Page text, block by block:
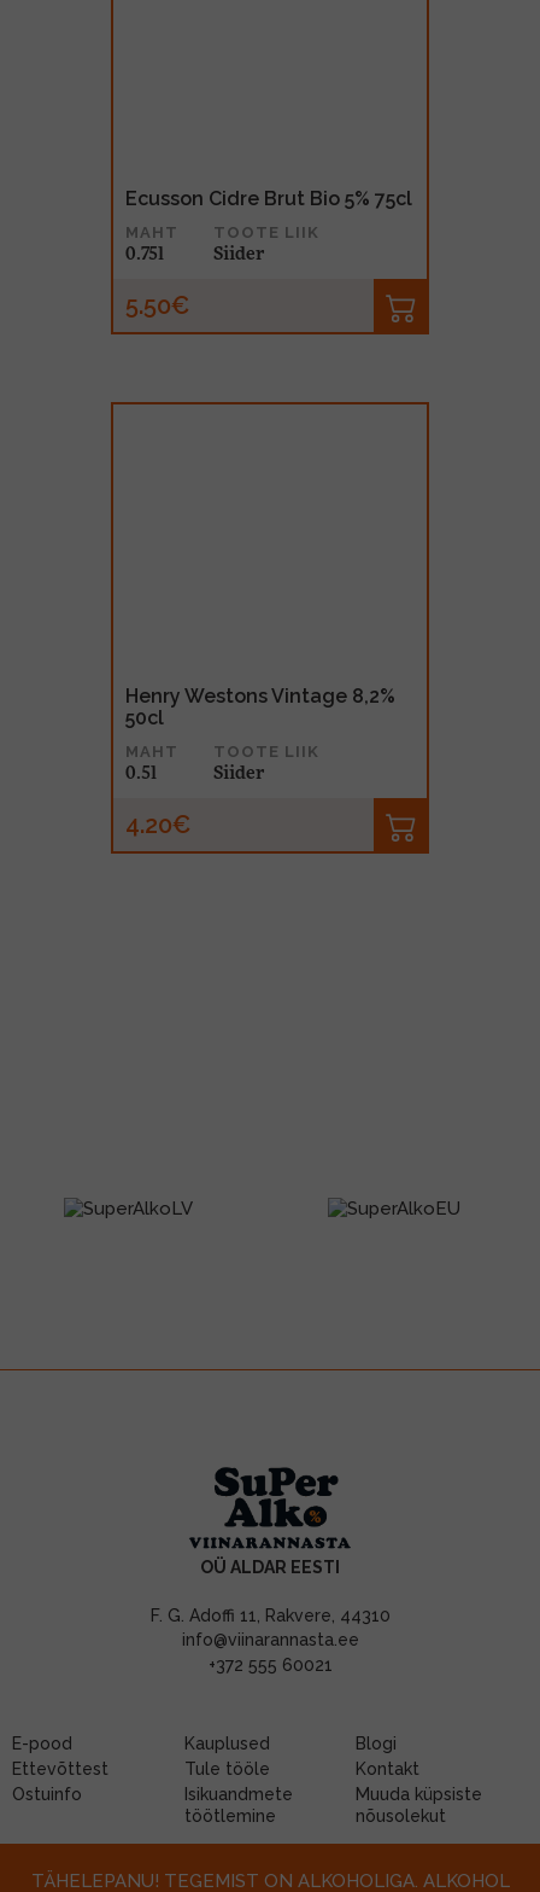
Ecusson Cidre Brut Bio 5% 75cl
MAHT
0.75l
TOOTE LIIK
Siider
5.50€
Henry Westons Vintage 8,2%
50cl
MAHT
0.5l
TOOTE LIIK
Siider
4.20€
OÜ ALDAR EESTI
F. G. Adoffi 11, Rakvere, 44310
info@viinarannasta.ee
+372 555 60021
E-pood Kauplused
Blogi
Ettevõttest
Tule tööle
Kontakt
Ostuinfo
Isikuandmete
töötlemine
Muuda küpsiste
nõusolekut
TÄHELEPANU! TEGEMIST ON ALKOHOLIGA. ALKOHOL